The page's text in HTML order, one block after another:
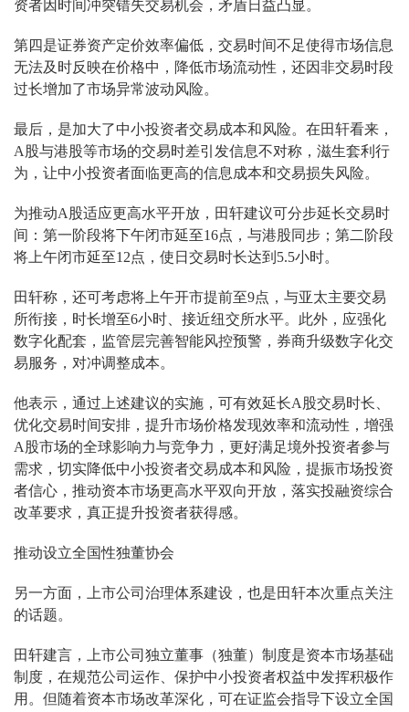
资者因时间冲突错失交易机会，矛盾日益凸显。
第四是证券资产定价效率偏低，交易时间不足使得市场信息
无法及时反映在价格中，降低市场流动性，还因非交易时段
过长增加了市场异常波动风险。
最后，是加大了中小投资者交易成本和风险。在田轩看来，
A股与港股等市场的交易时差引发信息不对称，滋生套利行
为，让中小投资者面临更高的信息成本和交易损失风险。
为推动A股适应更高水平开放，田轩建议可分步延长交易时
间：第一阶段将下午闭市延至16点，与港股同步；第二阶段
将上午闭市延至12点，使日交易时长达到5.5小时。
田轩称，还可考虑将上午开市提前至9点，与亚太主要交易
所衔接，时长增至6小时、接近纽交所水平。此外，应强化
数字化配套，监管层完善智能风控预警，券商升级数字化交
易服务，对冲调整成本。
他表示，通过上述建议的实施，可有效延长A股交易时长、
优化交易时间安排，提升市场价格发现效率和流动性，增强
A股市场的全球影响力与竞争力，更好满足境外投资者参与
需求，切实降低中小投资者交易成本和风险，提振市场投资
者信心，推动资本市场更高水平双向开放，落实投融资综合
改革要求，真正提升投资者获得感。
推动设立全国性独董协会
另一方面，上市公司治理体系建设，也是田轩本次重点关注
的话题。
田轩建言，上市公司独立董事（独董）制度是资本市场基础
制度，在规范公司运作、保护中小投资者权益中发挥积极作
用。但随着资本市场改革深化，可在证监会指导下设立全国